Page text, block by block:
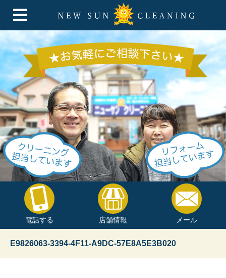
電話する 店舗情報 メール
E9826063-3394-4F11-A9DC-57E8A5E3B020